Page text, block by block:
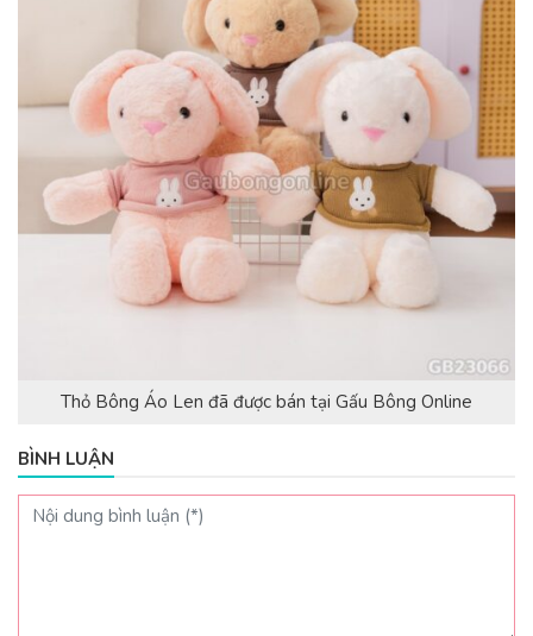
Thỏ Bông Áo Len đã được bán tại Gấu Bông Online
BÌNH LUẬN